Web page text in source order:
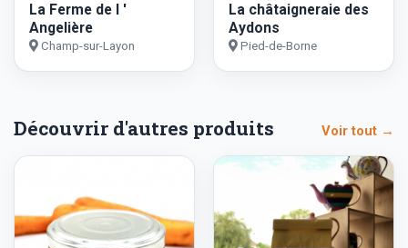
La Ferme de l '
Angelière
Champ-sur-Layon
La châtaigneraie des
Aydons
Pied-de-Borne
Découvrir d'autres produits Voir tout →